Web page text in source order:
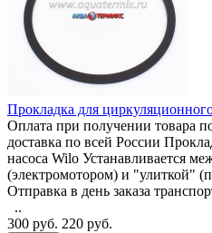
Прокладка для
Оплата при получении товара
доставка по всей России
насоса Wilo Устанавливается
(электромотором) и "улиткой"
Отправка в день заказа
..
300 руб. 220 руб.